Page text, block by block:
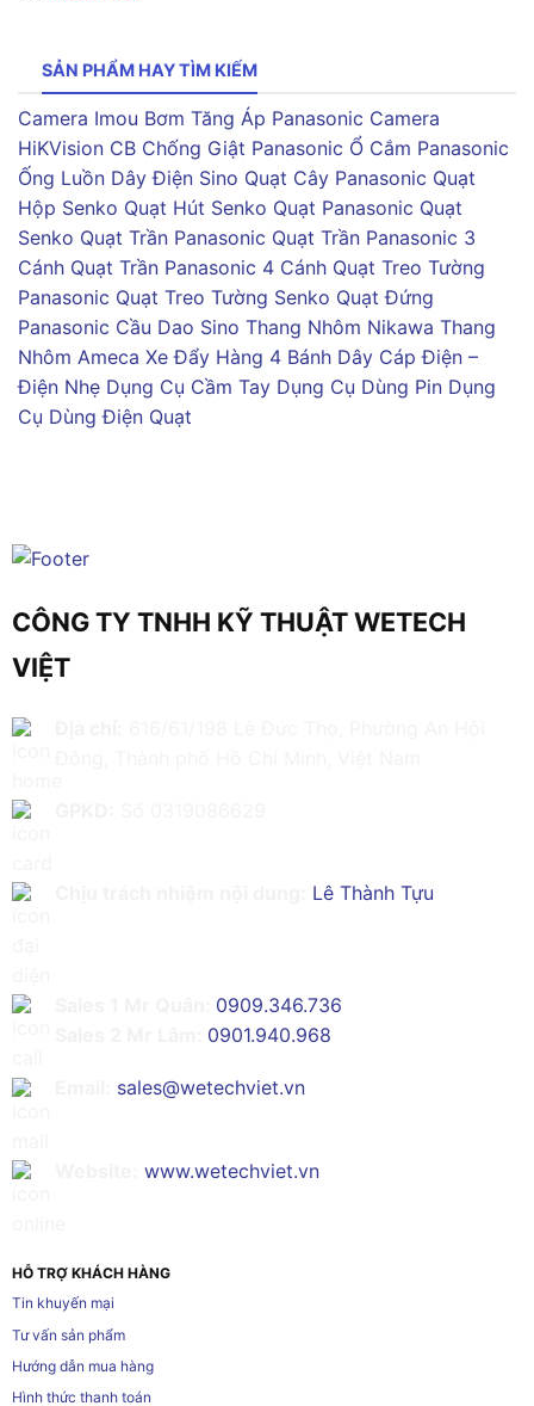
SẢN PHẨM HAY TÌM KIẾM
Camera Imou Bơm Tăng Áp Panasonic Camera
HiKVision CB Chống Giật Panasonic Ổ Cắm Panasonic
Ống Luồn Dây Điện Sino Quạt Cây Panasonic Quạt
Hộp Senko Quạt Hút Senko Quạt Panasonic Quạt
Senko Quạt Trần Panasonic Quạt Trần Panasonic 3
Cánh Quạt Trần Panasonic 4 Cánh Quạt Treo Tường
Panasonic Quạt Treo Tường Senko Quạt Đứng
Panasonic Cầu Dao Sino Thang Nhôm Nikawa Thang
Nhôm Ameca Xe Đẩy Hàng 4 Bánh Dây Cáp Điện –
Điện Nhẹ Dụng Cụ Cầm Tay Dụng Cụ Dùng Pin Dụng
Cụ Dùng Điện Quạt
CÔNG TY TNHH KỸ THUẬT WETECH
VIỆT
Lê Thành Tựu
0909.346.736
0901.940.968
sales@wetechviet.vn
www.wetechviet.vn
HỖ TRỢ KHÁCH HÀNG
Tin khuyến mại
Tư vấn sản phẩm
Hướng dẫn mua hàng
Hình thức thanh toán